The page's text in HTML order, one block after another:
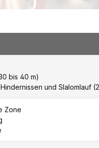
bis 40 m)
und Slalomlauf
Zone